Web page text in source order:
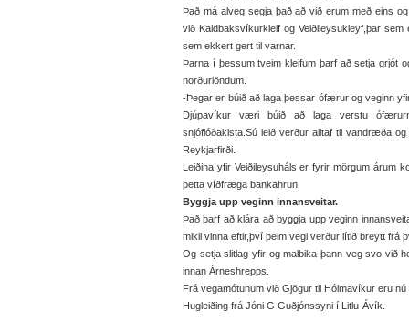
Það má alveg segja það að við erum með eins
við Kaldbaksvíkurkleif og Veiðileysukleyf,þar
sem ekkert gert til varnar.
Þarna í þessum tveim kleifum þarf að setja grjót
norðurlöndum.
-Þegar er búið að laga þessar ófærur og veginn
Djúpavíkur væri búið að laga verstu
snjóflóðakista.Sú leið verður alltaf til vandræða
Reykjarfirði.
Leiðina yfir Veiðileysuháls er fyrir mörgum árum
þetta víðfræga bankahrun.
Byggja upp veginn innansveitar.
Það þarf að klára að byggja upp veginn
mikil vinna eftir,því þeim vegi verður lítið breytt frá
Og setja slitlag yfir og malbika þann veg svo við
innan Árneshrepps.
Frá vegamótunum við Gjögur til Hólmavíkur eru
Hugleiðing frá Jóni G Guðjónssyni í Litlu-Ávík.